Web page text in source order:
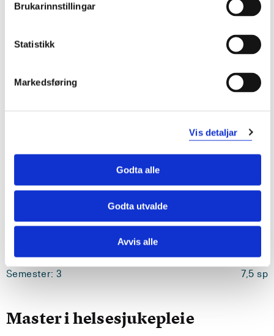
Brukarinnstillingar
Statistikk
Markedsføring
Vis detaljar
Godta alle
Godta utvalde
Avvis alle
Semester: 2 7,5 sp
HELP1
Praksisstudier
Vitskapsteori, etikk og metode
Semester: 2 15 sp
HEL515
Leiing, tenesteforbetring og innovasjon
Semester: 3 7,5 sp
Master i helsesjukepleie